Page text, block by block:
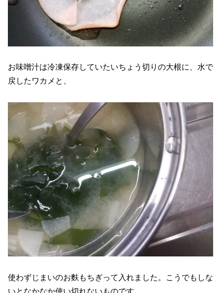
お味噌汁は冷凍保存していたいちょう切りの大根に、水で
戻したワカメと、
使わずじまいのお麩もちぎって入れました。こうでもしな
いとなかなか使い切れないものです。